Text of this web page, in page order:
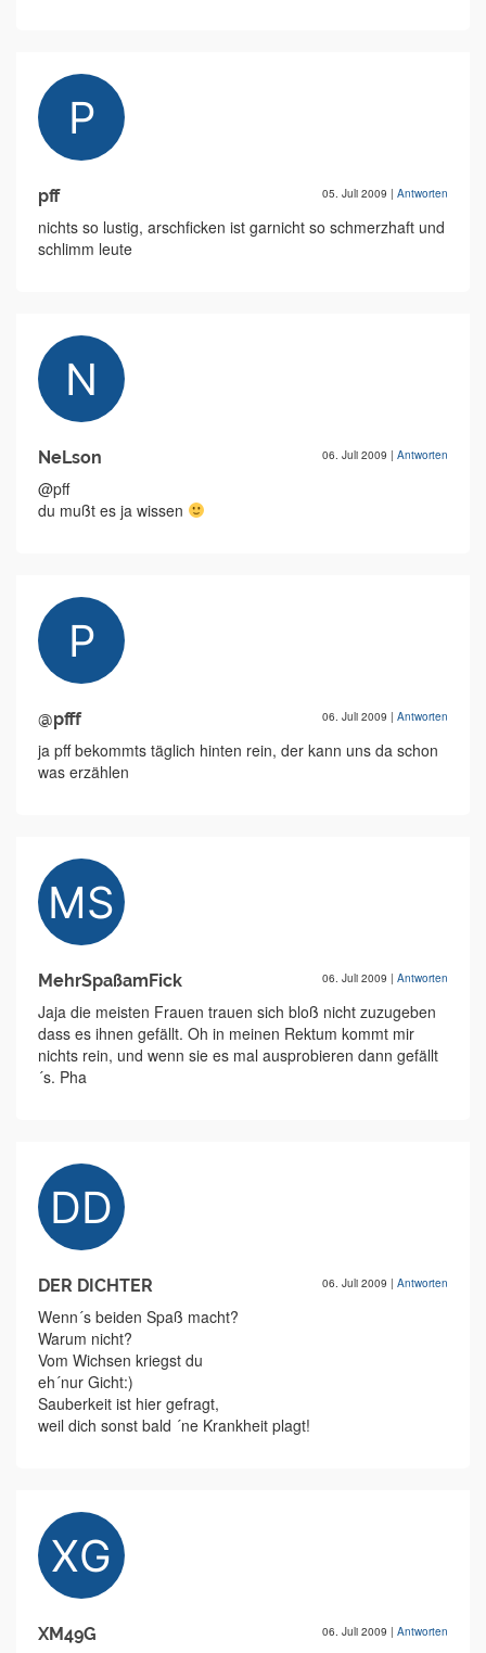
pff 05. Juli 2009 | Antworten
nichts so lustig, arschficken ist garnicht so schmerzhaft und
schlimm leute
NeLson 06. Juli 2009 | Antworten
@pff
du mußt es ja wissen
@pfff 06. Juli 2009 | Antworten
ja pff bekommts täglich hinten rein, der kann uns da schon
was erzählen
MehrSpaßamFick 06. Juli 2009 | Antworten
Jaja die meisten Frauen trauen sich bloß nicht zuzugeben
dass es ihnen gefällt. Oh in meinen Rektum kommt mir
nichts rein, und wenn sie es mal ausprobieren dann gefällt
´s. Pha
DER DICHTER 06. Juli 2009 | Antworten
Wenn´s beiden Spaß macht?
Warum nicht?
Vom Wichsen kriegst du
eh´nur Gicht:)
Sauberkeit ist hier gefragt,
weil dich sonst bald ´ne Krankheit plagt!
XM49G 06. Juli 2009 | Antworten